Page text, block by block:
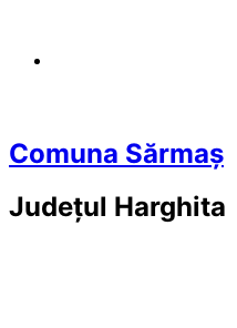
Comuna Sărmaș
Județul Harghita